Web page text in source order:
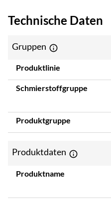
Technische Daten
Gruppen
Produktlinie
Schmierstoffgruppe
Produktgruppe
Produktdaten
Produktname